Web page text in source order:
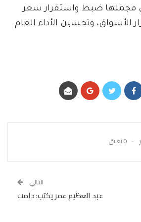
مجملها ضبط واستقرار سعر
الأسواق، وتحسين الأداء العام
0 تعليق
التالي
عبد العظيم عمر يكتب: دامت